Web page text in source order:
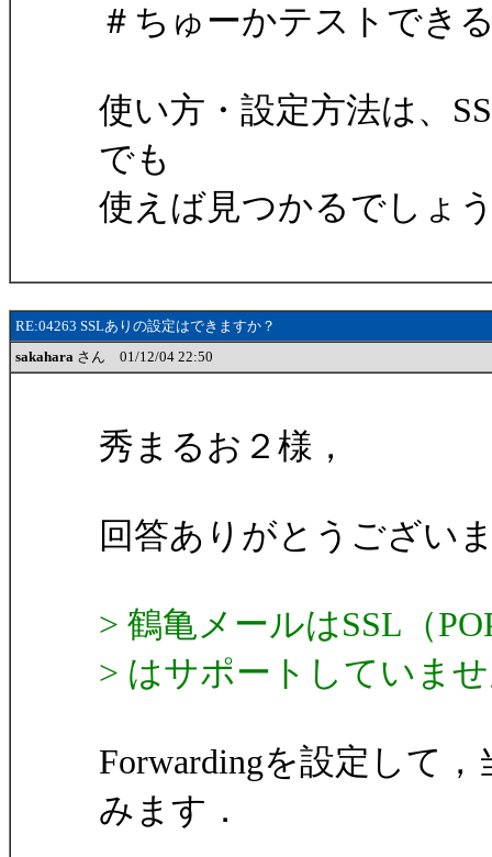
＃ちゅーかテストでき
使い方・設定方法は、
でも
使えば見つかるでしょ
RE:04263 SSLありの設定はできますか？
sakahara さん 01/12/04 22:50
秀まるお２様，
回答ありがとうござい
> 鶴亀メールはSSL（
> はサポートしていま
Forwardingを設定して
みます．